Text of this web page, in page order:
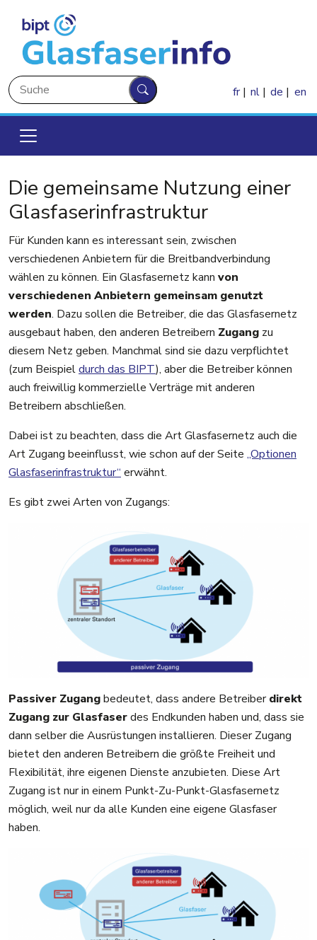
Suche
Suche
fr nl de en
Die gemeinsame Nutzung einer
Glasfaserinfrastruktur
Für Kunden kann es interessant sein, zwischen
verschiedenen Anbietern für die Breitbandverbindung
wählen zu können. Ein Glasfasernetz kann von
verschiedenen Anbietern gemeinsam genutzt
werden. Dazu sollen die Betreiber, die das Glasfasernetz
ausgebaut haben, den anderen Betreibern Zugang zu
diesem Netz geben. Manchmal sind sie dazu verpflichtet
(zum Beispieldurch das BIPT), aber die Betreiber können
auch freiwillig kommerzielle Verträge mit anderen
Betreibern abschließen.
Dabei ist zu beachten, dass die Art Glasfasernetz auch die
Art Zugang beeinflusst, wie schon auf der Seite „Optionen
Glasfaserinfrastruktur“ erwähnt.
Es gibt zwei Arten von Zugangs:
Passiver Zugangbedeutet, dass andere Betreiberdirekt
Zugang zur Glasfaserdes Endkunden haben und, dass sie
dann selber die Ausrüstungen installieren. Dieser Zugang
bietet den anderen Betreibern die größte Freiheit und
Flexibilität, ihre eigenen Dienste anzubieten. Diese Art
Zugang ist nur in einem Punkt-Zu-Punkt-Glasfasernetz
möglich, weil nur da alle Kunden eine eigene Glasfaser
haben.